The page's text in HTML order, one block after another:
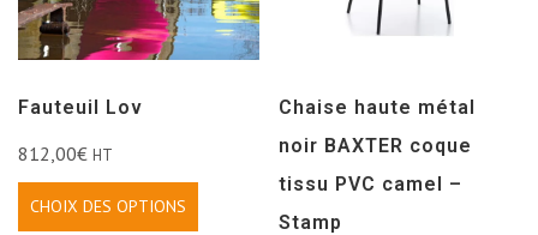
Fauteuil Lov
812,00€ HT
CHOIX DES OPTIONS
Chaise haute métal
noir BAXTER coque
tissu PVC camel –
Stamp